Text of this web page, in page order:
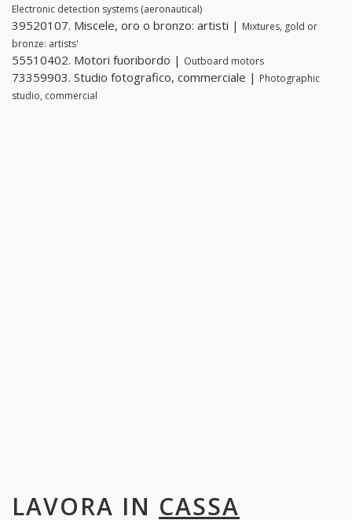
Electronic detection systems (aeronautical)
39520107. Miscele, oro o bronzo: artisti | Mixtures, gold or
bronze: artists'
55510402. Motori fuoribordo | Outboard motors
73359903. Studio fotografico, commerciale | Photographic
studio, commercial
LAVORA IN CASSA